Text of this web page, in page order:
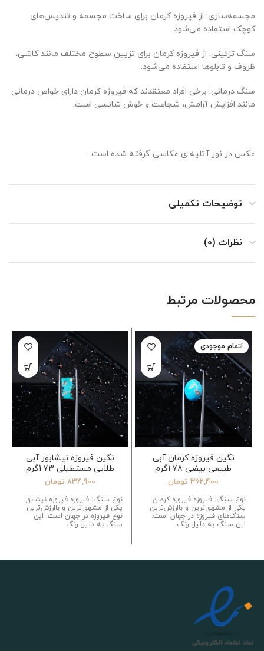
مجسمه‌سازی: از فیروزه کرمان برای ساخت مجسمه و تندیس‌های
کوچک استفاده می‌شود.
سنگ تزئینی: از فیروزه کرمان برای تزیین سطوح مختلف مانند کاشی،
ظروف و تابلوها استفاده می‌شود.
سنگ درمانی: برخی افراد معتقدند که فیروزه کرمان دارای خواص درمانی
مانند افزایش آرامش، شجاعت و خوش شانسی است.
عکس در نور آتلیه ی عکاسی گرفته شده است .
توضیحات تکمیلی
نظرات (0)
محصولات مرتبط
اتمام موجودی
نگین فیروزه کرمان آبی
طبیعی بیضی 1.78گرم
362,400 تومان
نوع سنگ: فیروزه فیروزه کرمان
یکی از مشهورترین و باارزش‌ترین
سنگ‌های فیروزه در جهان است.
این سنگ به دلیل رنگ
نگین فیروزه نیشابور آبی
طلایی مستطیلی 1.73گرم
834,900 تومان
نوع سنگ: فیروزه فیروزه نیشابور
یکی از مشهورترین و باارزش‌ترین
نوع فیروزه در جهان است. این
سنگ به دلیل رنگ